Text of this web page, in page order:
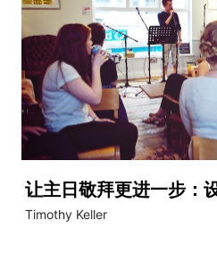
让主日敬拜更进一步：
Timothy Keller